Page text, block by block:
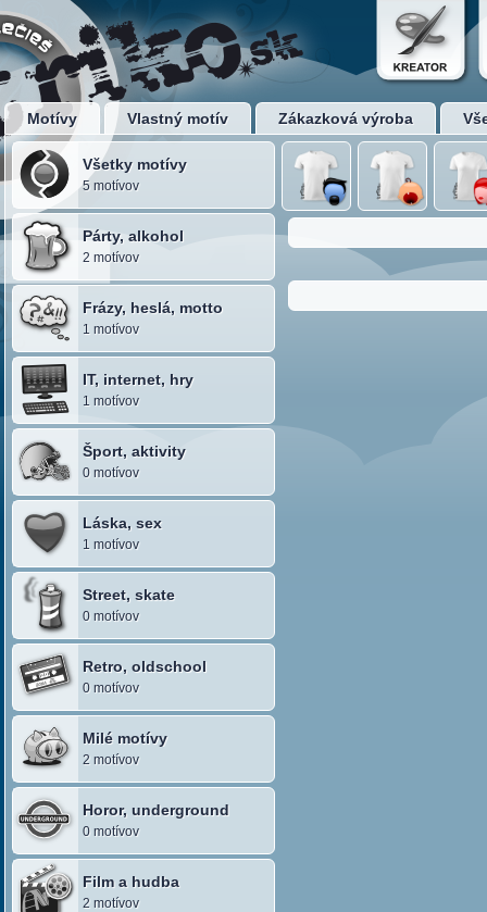
Motívy Vlastný motív Zákazková výroba
Všetky motívy
5 motívov
Párty, alkohol
2 motívov
Frázy, heslá, motto
1 motívov
IT, internet, hry
1 motívov
Šport, aktivity
0 motívov
Láska, sex
1 motívov
Street, skate
0 motívov
Retro, oldschool
0 motívov
Milé motívy
2 motívov
Horor, underground
0 motívov
Film a hudba
2 motívov